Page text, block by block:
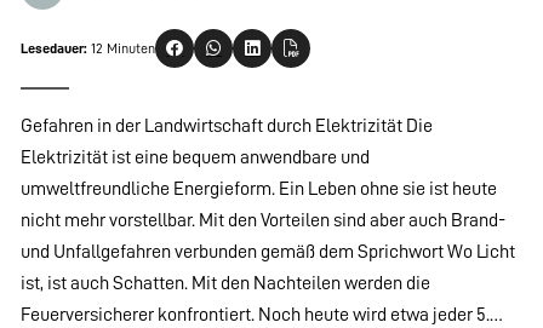
Lesedauer: 12 Minuten
Gefahren in der Landwirtschaft durch Elektrizität Die
Elektrizität ist eine bequem anwendbare und
umweltfreundliche Energieform. Ein Leben ohne sie ist heute
nicht mehr vorstellbar. Mit den Vorteilen sind aber auch Brand-
und Unfallgefahren verbunden gemäß dem Sprichwort Wo Licht
ist, ist auch Schatten. Mit den Nachteilen werden die
Feuerversicherer konfrontiert. Noch heute wird etwa jeder 5.…